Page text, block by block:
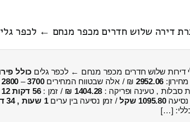
דירה שלוש חדרים מכפר מנחם ← לכפר
דירות שלוש חדרים מכפר מנחם ← לכפר גלים כולל
2952.06 ₪ / אלה שבטווח המחירים3700
–
2800
סבלות , טעינה ופריקה : 1404.28 ₪ / זמן :56 דקות 12 שניות
נסיעה1095.80 שקל / זמן נסיעה בין ערים1 שעות , 34 דקות
[…]